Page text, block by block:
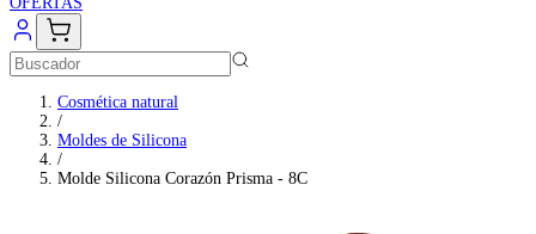
Cosmética natural
/
Moldes de Silicona
/
Molde Silicona Corazón Prisma - 8C